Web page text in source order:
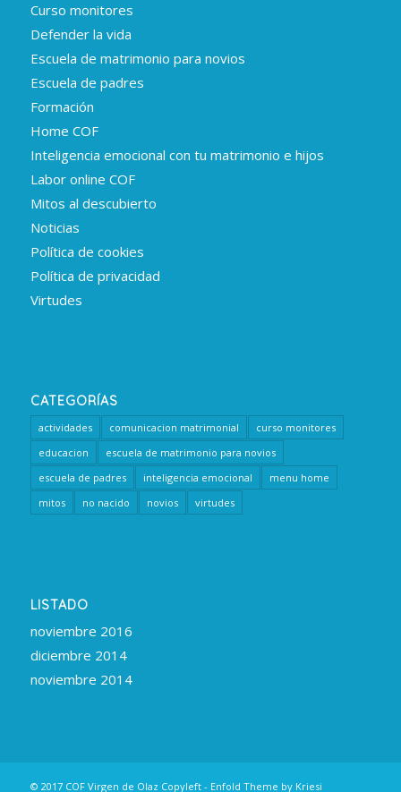
Curso monitores
Defender la vida
Escuela de matrimonio para novios
Escuela de padres
Formación
Home COF
Inteligencia emocional con tu matrimonio e hijos
Labor online COF
Mitos al descubierto
Noticias
Política de cookies
Política de privacidad
Virtudes
CATEGORÍAS
actividades comunicacion matrimonial
curso monitores
educacion
escuela de matrimonio para novios
escuela de padres
inteligencia emocional
menu home
mitos
no nacido novios virtudes
LISTADO
noviembre 2016
diciembre 2014
noviembre 2014
© 2017 COF Virgen de Olaz Copyleft- Enfold Theme by Kriesi